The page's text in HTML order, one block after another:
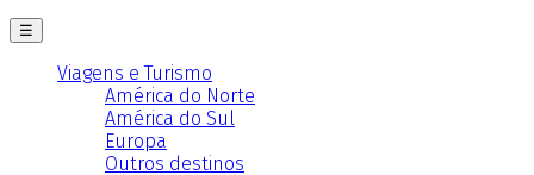
☰
Viagens e Turismo
América do Norte
América do Sul
Europa
Outros destinos